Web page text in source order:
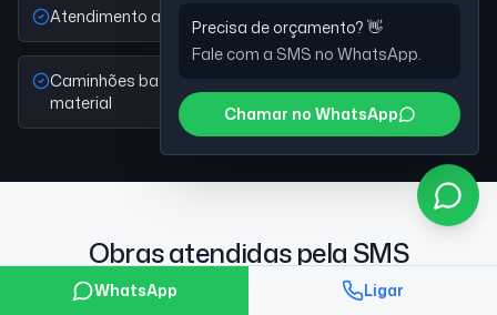
Atendimento a obras comerciais e industriais
Caminhões basculantes próprios para retirada de
material
Obras atendidas pela SMS
Terraplenagem em São Lucas
Precisa de orçamento? 👋
Fale com a SMS no WhatsApp.
Chamar no WhatsApp
WhatsApp Ligar